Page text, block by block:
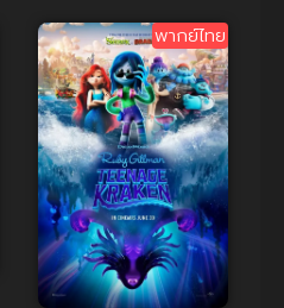
อาชีพกระจอก
แล้วทำไม ยัง
ไงข้าก็เทพ
ภาค 3
พากย์ไทย